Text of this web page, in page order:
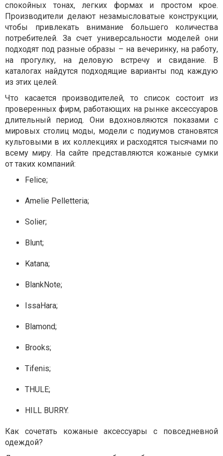
спокойных тонах, легких формах и простом крое.
Производители делают незамысловатые конструкции,
чтобы привлекать внимание большего количества
потребителей. За счет универсальности моделей они
подходят под разные образы – на вечеринку, на работу,
на прогулку, на деловую встречу и свидание. В
каталогах найдутся подходящие варианты под каждую
из этих целей.
Что касается производителей, то список состоит из
проверенных фирм, работающих на рынке аксессуаров
длительный период. Они вдохновляются показами с
мировых столиц моды, модели с подиумов становятся
культовыми в их коллекциях и расходятся тысячами по
всему миру. На сайте представляются кожаные сумки
от таких компаний:
Fеlice;
Amеlie Pelletteria;
Solier;
Blunt;
Katаna;
BlankNоte;
IssaHara;
Blаmond;
Brооks;
Tifеnis;
THULЕ;
HILL BURRY.
Как сочетать кожаные аксессуары с повседневной
одеждой?